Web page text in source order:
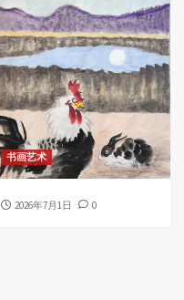
书画艺术
2026年7月1日 0